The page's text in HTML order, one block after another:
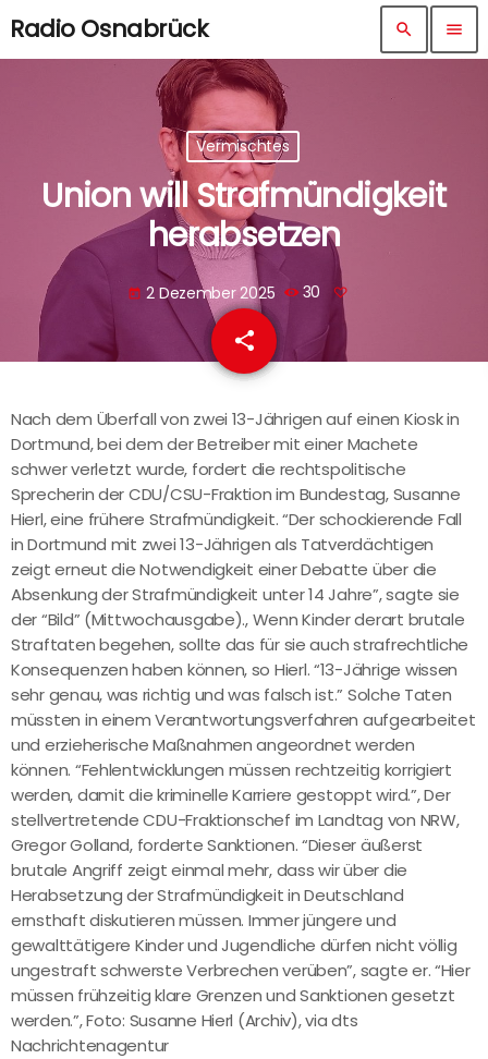
Radio Osnabrück search menu
Vermischtes
Union will Strafmündigkeit
herabsetzen
today 2 Dezember 2025 30
share
email
Nach dem Überfall von zwei 13-Jährigen auf einen Kiosk in
Dortmund, bei dem der Betreiber mit einer Machete
schwer verletzt wurde, fordert die rechtspolitische
Sprecherin der CDU/CSU-Fraktion im Bundestag, Susanne
Hierl, eine frühere Strafmündigkeit. “Der schockierende Fall
in Dortmund mit zwei 13-Jährigen als Tatverdächtigen
zeigt erneut die Notwendigkeit einer Debatte über die
Absenkung der Strafmündigkeit unter 14 Jahre”, sagte sie
der “Bild” (Mittwochausgabe)., Wenn Kinder derart brutale
Straftaten begehen, sollte das für sie auch strafrechtliche
Konsequenzen haben können, so Hierl. “13-Jährige wissen
sehr genau, was richtig und was falsch ist.” Solche Taten
müssten in einem Verantwortungsverfahren aufgearbeitet
und erzieherische Maßnahmen angeordnet werden
können. “Fehlentwicklungen müssen rechtzeitig korrigiert
werden, damit die kriminelle Karriere gestoppt wird.”, Der
stellvertretende CDU-Fraktionschef im Landtag von NRW,
Gregor Golland, forderte Sanktionen. “Dieser äußerst
brutale Angriff zeigt einmal mehr, dass wir über die
Herabsetzung der Strafmündigkeit in Deutschland
ernsthaft diskutieren müssen. Immer jüngere und
gewalttätigere Kinder und Jugendliche dürfen nicht völlig
ungestraft schwerste Verbrechen verüben”, sagte er. “Hier
müssen frühzeitig klare Grenzen und Sanktionen gesetzt
werden.”, Foto: Susanne Hierl (Archiv), via dts
Nachrichtenagentur